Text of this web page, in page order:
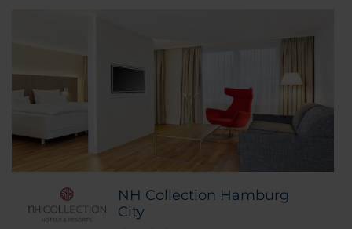
NH Collection Hamburg
City